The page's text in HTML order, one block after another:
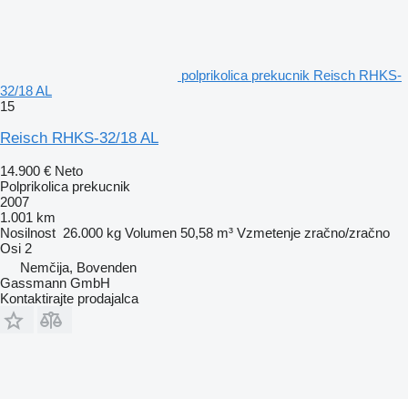
polprikolica prekucnik Reisch RHKS-
32/18 AL
15
Reisch RHKS-32/18 AL
14.900 € Neto
Polprikolica prekucnik
2007
1.001 km
Nosilnost 26.000 kg Volumen 50,58 m³ Vzmetenje zračno/zračno
Osi 2
Nemčija, Bovenden
Gassmann GmbH
Kontaktirajte prodajalca